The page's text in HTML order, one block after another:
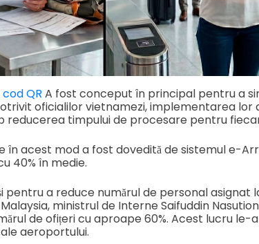
QR A fost conceput în principal pentru a
oficialilor vietnamezi, implementarea lor
reducerea timpului de procesare pentru
în acest mod a fost dovedită de sistemul e-
40% în medie.
pentru a reduce numărul de personal asignat
ministrul de Interne Saifuddin
de ofițeri cu aproape 60%. Acest lucru
aeroportului.